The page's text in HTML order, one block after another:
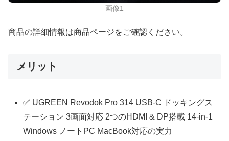
画像1
商品の詳細情報は商品ページをご確認ください。
メリット
✅ UGREEN Revodok Pro 314 USB-C ドッキングス
テーション 3画面対応 2つのHDMI & DP搭載 14-in-1
Windows ノートPC MacBook対応の実力